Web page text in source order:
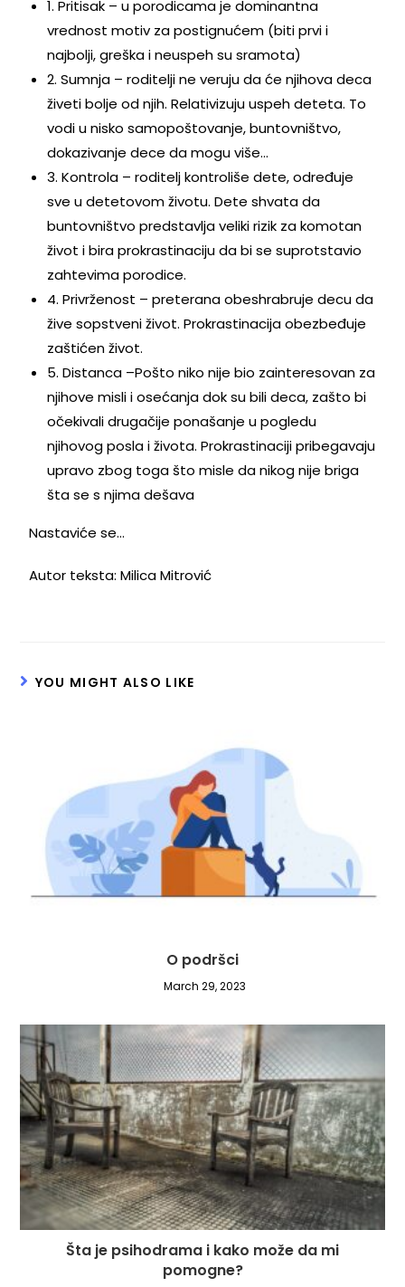
1. Pritisak – u porodicama je dominantna
vrednost motiv za postignućem (biti prvi i
najbolji, greška i neuspeh su sramota)
2. Sumnja – roditelji ne veruju da će njihova deca
živeti bolje od njih. Relativizuju uspeh deteta. To
vodi u nisko samopoštovanje, buntovništvo,
dokazivanje dece da mogu više…
3. Kontrola – roditelj kontroliše dete, određuje
sve u detetovom životu. Dete shvata da
buntovništvo predstavlja veliki rizik za komotan
život i bira prokrastinaciju da bi se suprotstavio
zahtevima porodice.
4. Privrženost – preterana obeshrabruje decu da
žive sopstveni život. Prokrastinacija obezbeđuje
zaštićen život.
5. Distanca –Pošto niko nije bio zainteresovan za
njihove misli i osećanja dok su bili deca, zašto bi
očekivali drugačije ponašanje u pogledu
njihovog posla i života. Prokrastinaciji pribegavaju
upravo zbog toga što misle da nikog nije briga
šta se s njima dešava
Nastaviće se…
Autor teksta: Milica Mitrović
YOU MIGHT ALSO LIKE
O podršci
March 29, 2023
Šta je psihodrama i kako može da mi
pomogne?